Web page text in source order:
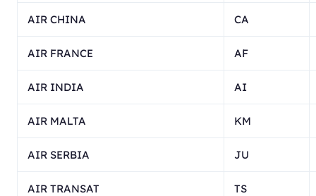
AIR CHINA CA
AIR FRANCE AF
AIR INDIA AI
AIR MALTA KM
AIR SERBIA JU
AIR TRANSAT TS